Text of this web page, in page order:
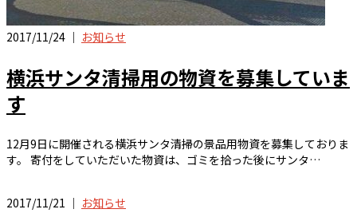
2017/11/24 ｜ お知らせ
横浜サンタ清掃用の物資を募集していま
す
12月9日に開催される横浜サンタ清掃の景品用物資を募集しておりま
す。 寄付をしていただいた物資は、ゴミを拾った後にサンタ…
2017/11/21 ｜ お知らせ